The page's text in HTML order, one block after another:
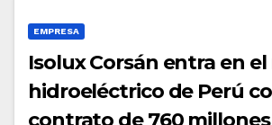
EMPRESA
Isolux Corsán entra en
hidroeléctrico de Perú